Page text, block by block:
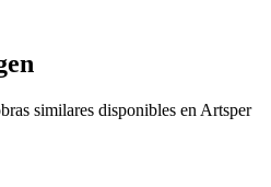
similares disponibles en Artsper